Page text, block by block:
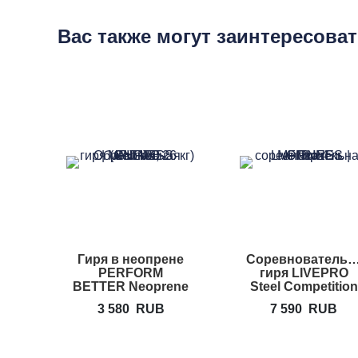
Вас также могут
Гиря в неопрене
PERFORM
BETTER Neoprene
3 580 RUB
гиря LIVEPRO
Steel Competition
7 590 RUB